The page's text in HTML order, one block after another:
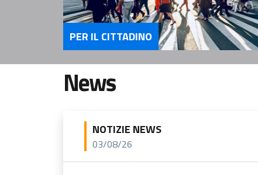
Servizi Per il cittadino
PER IL CITTADINO
News
NOTIZIE NEWS
03/08/26